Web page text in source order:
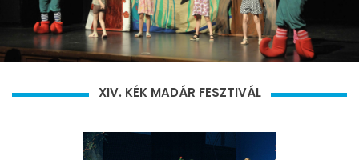
XIV. KÉK MADÁR FESZTIVÁL